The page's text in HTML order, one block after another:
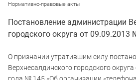
Нормативно-правовые акты
Постановление администрации
городского округа от 09.09.2013
О признании утратившим силу
Верхнесалдинского городского